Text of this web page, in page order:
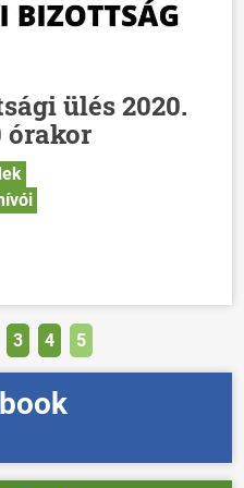
ülés 2020.
órakor
3 4 5